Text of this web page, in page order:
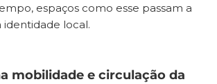
espaços como esse passam a
local.
mobilidade e circulação da